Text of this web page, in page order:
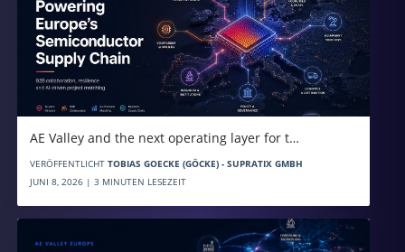
AE Valley and the next operating layer for t…
VERÖFFENTLICHT TOBIAS GOECKE (GÖCKE) - SUPRATIX GMBH
JUNI 8, 2026 | 3 MINUTEN LESEZEIT